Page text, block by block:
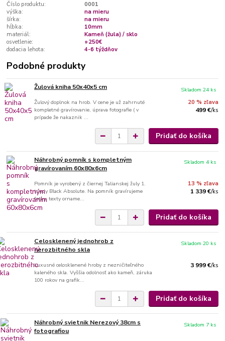
Číslo produktu:
0001
výška:
na mieru
šírka:
na mieru
hĺbka:
10mm
materiál:
Kameň (žula) / sklo
osvetlenie:
+250€
dodacia lehota:
4-6 týždňov
Podobné produkty
Žulová kniha 50x40x5 cm
Žulový doplnok na hrob. V cene je už zahrnuté
kompletné gravírovanie, úprava fotografie ( v
prípade že nakaznik ...
20 % zľava
499 €/ks
Skladom 24 ks
Pridať do košíka
Náhrobný pomník s kompletným
gravírovaním 60x80x6cm
Pomník je vyrobený z čiernej Talianskej žuly 1.
triedy Black Absolute. Na pomník gravírujeme
fotky, texty orname...
13 % zľava
1 339 €/ks
Skladom 4 ks
Pridať do košíka
Celosklenený jednohrob z
nerozbitného skla
Luxusné celosklenené hroby z nezničiteľného
kaleného skla. Vyššia odolnosť ako kameň, záruka
100 rokov na grafik...
3 999 €/ks
Skladom 20 ks
Pridať do košíka
Náhrobný svietnik Nerezový 38cm s
fotografiou
Skladom 7 ks